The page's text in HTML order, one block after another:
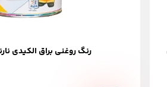
رنگ روغنی براق الکیدی نارنجی